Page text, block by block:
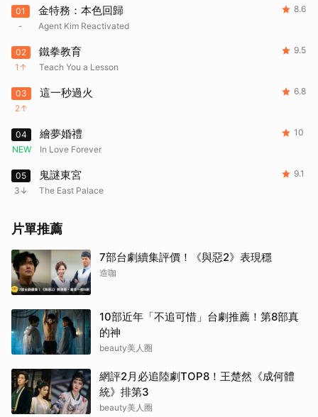
01
-
金特務：本色回歸
Agent Kim Reactivated
8.6
02
1
鐵拳教育
Teach You a Lesson
9.5
03
2
這一秒過火 6.8
04
NEW
繪夢婚禮
In Love Forever
10
05
3
鬼謎東宮
The East Palace
9.1
片單推薦
7部台劇續集評價！《與惡2》表現穩
造咖
10部近年「不追可惜」台劇推薦！第8部真
的神
beauty美人圈
網評2月必追陸劇TOP8！王楚然《成何體
統》排第3
beauty美人圈